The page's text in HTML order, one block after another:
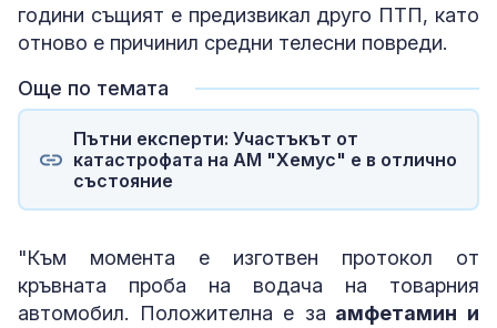
години същият е предизвикал друго ПТП, като
отново е причинил средни телесни повреди.
Още по темата
Пътни експерти: Участъкът от
катастрофата на АМ "Хемус" е в отлично
състояние
"Към момента е изготвен протокол от
кръвната проба на водача на товарния
автомобил. Положителна е за амфетамин и